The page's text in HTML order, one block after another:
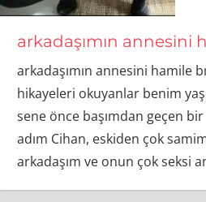
arkadaşımın annesini
arkadaşımın annesini hamile
hikayeleri okuyanlar benim
sene önce başımdan geçen
adım Cihan, eskiden çok
arkadaşım ve onun çok seksi